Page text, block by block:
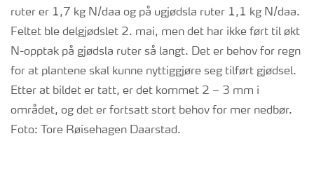
ruter er 1,7 kg N/daa og på ugjødsla ruter 1,1 kg N/daa.
Feltet ble delgjødslet 2. mai, men det har ikke ført til økt
N-opptak på gjødsla ruter så langt. Det er behov for regn
for at plantene skal kunne nyttiggjøre seg tilført gjødsel.
Etter at bildet er tatt, er det kommet 2 – 3 mm i
området, og det er fortsatt stort behov for mer nedbør.
Foto: Tore Røisehagen Daarstad.